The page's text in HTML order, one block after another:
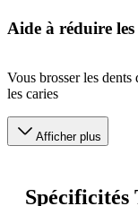
Aide à réduire les
Vous brosser les
les caries
Afficher plus
Spécificités